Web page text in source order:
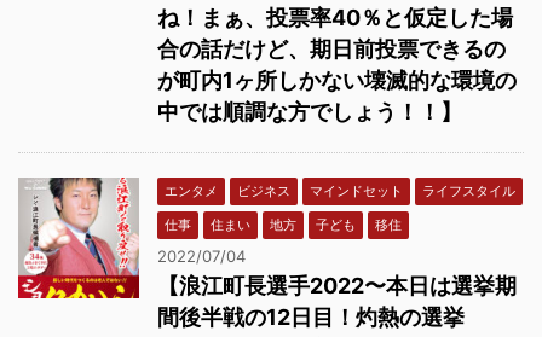
ね！まぁ、投票率40％と仮定した場
合の話だけど、期日前投票できるの
が町内1ヶ所しかない壊滅的な環境の
中では順調な方でしょう！！】
エンタメ ビジネス マインドセット
ライフスタイル
仕事
住まい 地方 子ども 移住
2022/07/04
【浪江町長選手2022〜本日は選挙期
間後半戦の12日目！灼熱の選挙